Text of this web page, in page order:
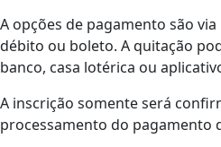
A opções de pagamento são
débito ou boleto. A quitação
banco, casa lotérica ou
A inscrição somente será
processamento do pagamento